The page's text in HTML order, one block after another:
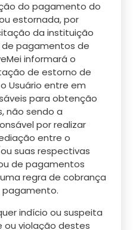
do pagamento do
estornada, por
da instituição
pagamentos de
informará o
de estorno de
Usuário entre em
para obtenção
não sendo a
por realizar
entre o
suas respectivas
de pagamentos
regra de cobrança
indício ou suspeita
ou violação destes